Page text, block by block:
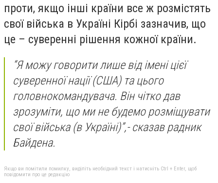
проти, якщо інші країни все ж розмістять
свої війська в Україні Кірбі зазначив, що
це – суверенні рішення кожної країни.
“Я можу говорити лише від імені цієї
суверенної нації (США) та цього
головнокомандувача. Він чітко дав
зрозуміти, що ми не будемо розміщувати
свої війська (в Україні)”,- сказав радник
Байдена.
Якщо ви помітили помилку, виділіть необхідний текст і натисніть Ctrl + Enter, щоб
повідомити про це редакцію